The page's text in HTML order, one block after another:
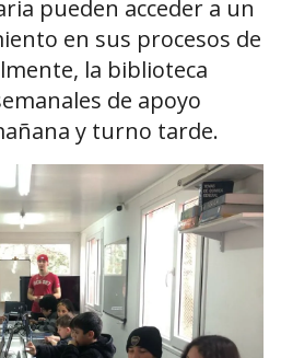
pueden acceder a un
en sus procesos de
la biblioteca
de apoyo
y turno tarde.